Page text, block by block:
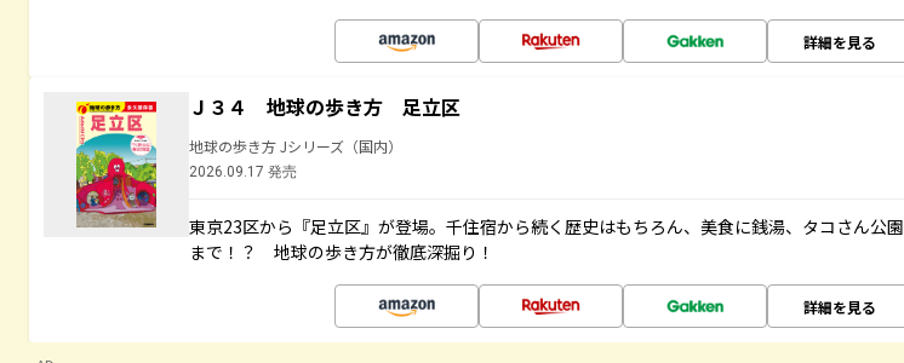
詳細を見る
Ｊ３４ 地球の歩き方 足立区
地球の歩き方 Jシリーズ（国内）
2026.09.17 発売
東京23区から『足立区』が登場。千住宿から続く歴史はもちろん、美食に銭湯、タコさん公園
まで！？ 地球の歩き方が徹底深掘り！
詳細を見る